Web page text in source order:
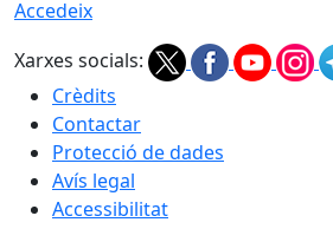
Accedeix
Xarxes socials:
Crèdits
Contactar
Protecció de dades
Avís legal
Accessibilitat